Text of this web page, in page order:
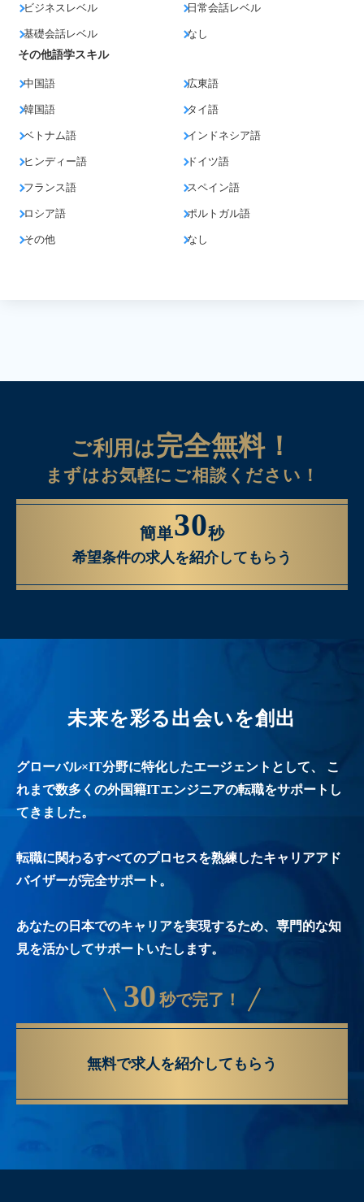
ビジネスレベル 日常会話レベル
基礎会話レベル なし
その他語学スキル
中国語 広東語
韓国語 タイ語
ベトナム語 インドネシア語
ヒンディー語 ドイツ語
フランス語 スペイン語
ロシア語 ポルトガル語
その他 なし
ご利用は完全無料！
まずはお気軽にご相談ください！
簡単30秒
希望条件の求人を紹介してもらう
未来を彩る出会いを創出
グローバル×IT分野に特化したエージェントとして、
こ
れまで数多くの外国籍ITエンジニアの転職をサポートし
てきました。
転職に関わるすべてのプロセスを熟練したキャリアアド
バイザーが完全サポート。
あなたの日本でのキャリアを実現するため、専門的な知
見を活かしてサポートいたします。
30 秒で完了！
無料で求人を紹介してもらう